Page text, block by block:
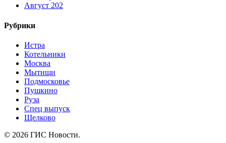
Август 202
Рубрики
Истра
Котельники
Москва
Мытищи
Подмосковье
Пушкино
Руза
Спец выпуск
Щелково
© 2026 ГИС Новости.